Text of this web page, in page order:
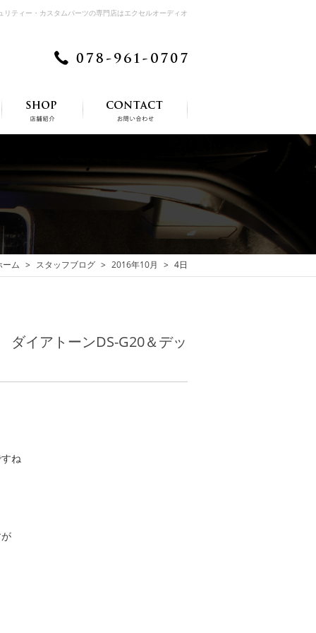
ティー・カスタムパーツの専門店はエクセルオーディオ
ーム スタッフブログ 2016年10月 4日
イアトーンDS-G20＆デッ
ね